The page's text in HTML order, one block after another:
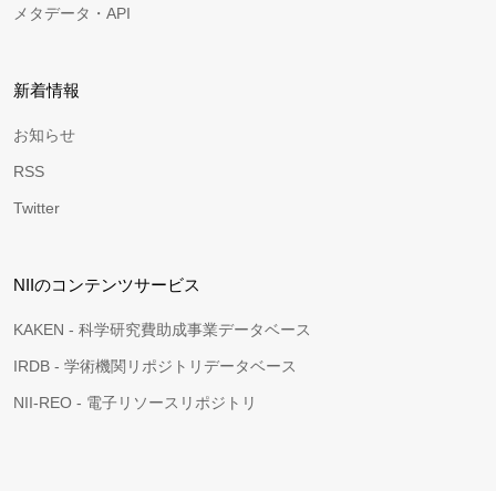
メタデータ・API
新着情報
お知らせ
RSS
Twitter
NIIのコンテンツサービス
KAKEN - 科学研究費助成事業データベース
IRDB - 学術機関リポジトリデータベース
NII-REO - 電子リソースリポジトリ